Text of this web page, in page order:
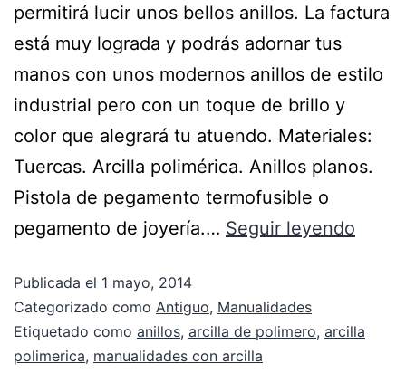
permitirá lucir unos bellos anillos. La factura
está muy lograda y podrás adornar tus
manos con unos modernos anillos de estilo
industrial pero con un toque de brillo y
color que alegrará tu atuendo. Materiales:
Tuercas. Arcilla polimérica. Anillos planos.
Pistola de pegamento termofusible o
pegamento de joyería.… Seguir leyendo
Publicada el 1 mayo, 2014
Categorizado como Antiguo, Manualidades
Etiquetado como anillos, arcilla de polimero, arcilla
polimerica, manualidades con arcilla